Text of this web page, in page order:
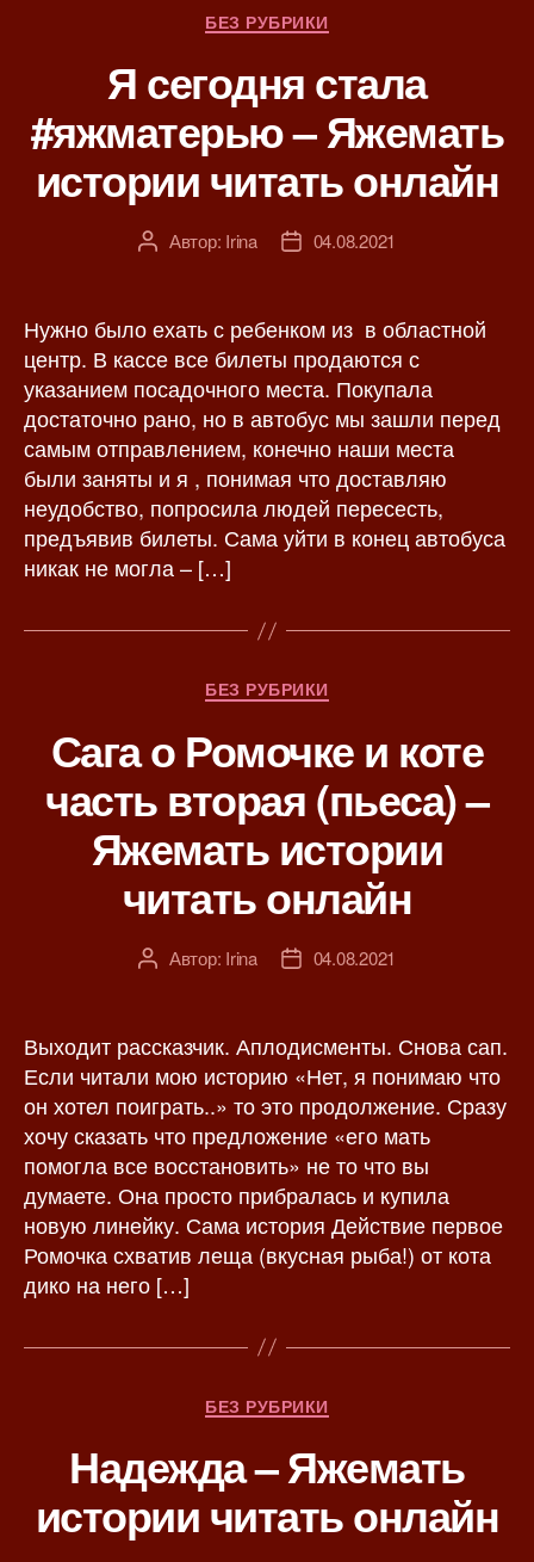
Р
у
б
р
и
к
и
БЕЗ РУБРИКИ
Я сегодня стала
#яжматерью – Яжемать
истории читать онлайн
А
о
з
а
п
и
с
и
Автор: Irina
Д
а
а
п
и
с
и
04.08.2021
Нужно было ехать с ребенком из в областной
центр. В кассе все билеты продаются с
указанием посадочного места. Покупала
достаточно рано, но в автобус мы зашли перед
самым отправлением, конечно наши места
были заняты и я , понимая что доставляю
неудобство, попросила людей пересесть,
предъявив билеты. Сама уйти в конец автобуса
никак не могла – […]
Р
у
б
р
и
к
БЕЗ РУБРИКИ
Сага о Ромочке и коте
часть вторая (пьеса) –
Яжемать истории
читать онлайн
А
о
з
а
п
и
с
и
Автор: Irina
Д
а
з
а
п
и
с
и
04.08.2021
Выходит рассказчик. Аплодисменты. Снова сап.
Если читали мою историю «Нет, я понимаю что
он хотел поиграть..» то это продолжение. Сразу
хочу сказать что предложение «его мать
помогла все восстановить» не то что вы
думаете. Она просто прибралась и купила
новую линейку. Сама история Действие первое
Ромочка схватив леща (вкусная рыба!) от кота
дико на него […]
Р
у
р
и
к
БЕЗ РУБРИКИ
Надежда – Яжемать
истории читать онлайн